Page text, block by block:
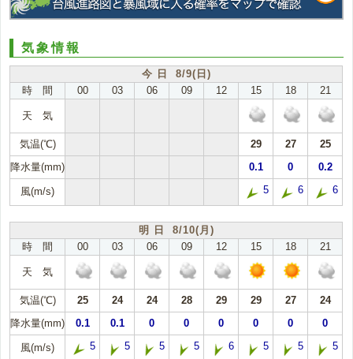
気象情報
今 日 8/9(日)
時 間
00 03 06 09 12 15 18 21
天 気
気温(℃) 29 27
25
降水量(mm)
0.1 0 0.2
風(m/s) 5 6 6
明 日 8/10(月)
時 間
00 03 06 09 12 15 18 21
天 気
気温(℃) 25 24 24 28 29 29 27
24
降水量(mm)
0.1 0.1 0 0 0 0 0 0
風(m/s) 5 5 5 5 6 5 5 5